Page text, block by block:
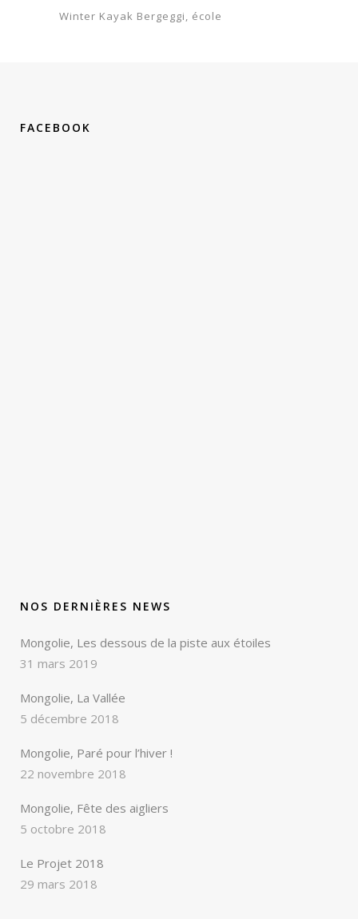
Winter Kayak Bergeggi
école
FACEBOOK
NOS DERNIÈRES NEWS
Mongolie, Les dessous de la piste aux étoiles
31 mars 2019
Mongolie, La Vallée
5 décembre 2018
Mongolie, Paré pour l’hiver !
22 novembre 2018
Mongolie, Fête des aigliers
5 octobre 2018
Le Projet 2018
29 mars 2018